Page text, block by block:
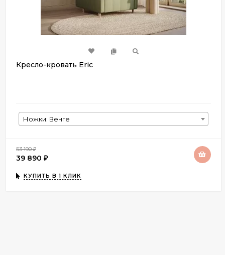
Кресло-кровать Eric
Ножки: Венге
53 190₽
39 890 ₽
КУПИТЬ В 1 КЛИК